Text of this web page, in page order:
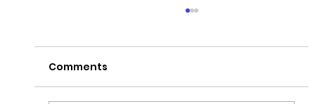
Comments